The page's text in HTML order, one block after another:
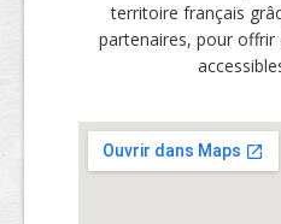
territoire français
partenaires, pour offrir